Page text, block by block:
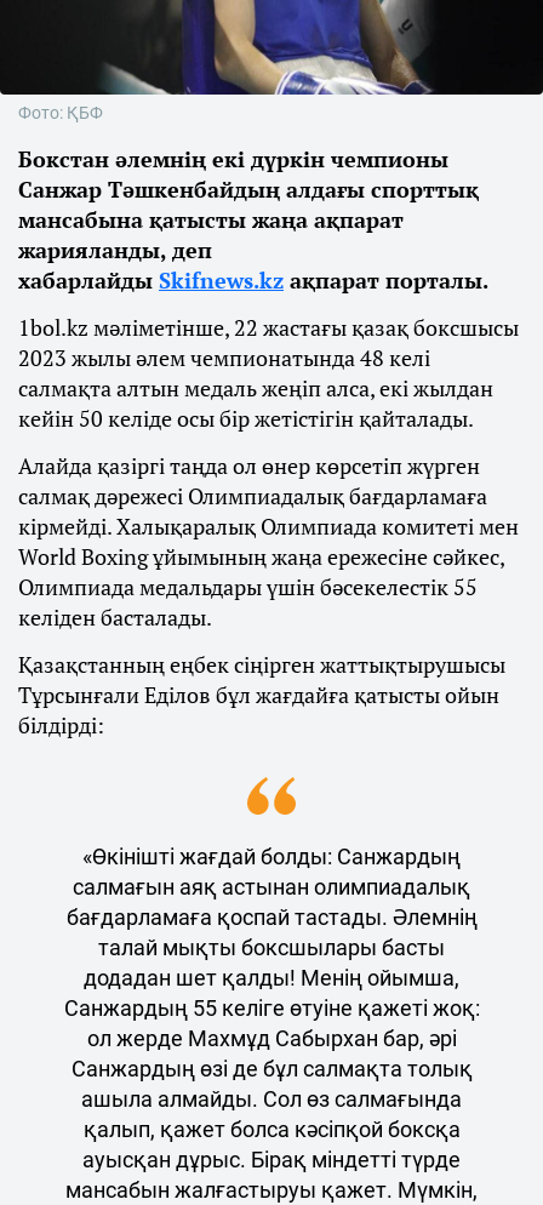
Фото: ҚБФ
Бокстан әлемнің екі дүркін чемпионы
Санжар Тәшкенбайдың алдағы спорттық
мансабына қатысты жаңа ақпарат
жарияланды, деп
хабарлайды Skifnews.kz ақпарат порталы.
1bol.kz мәліметінше, 22 жастағы қазақ боксшысы
2023 жылы әлем чемпионатында 48 келі
салмақта алтын медаль жеңіп алса, екі жылдан
кейін 50 келіде осы бір жетістігін қайталады.
Алайда қазіргі таңда ол өнер көрсетіп жүрген
салмақ дәрежесі Олимпиадалық бағдарламаға
кірмейді. Халықаралық Олимпиада комитеті мен
World Boxing ұйымының жаңа ережесіне сәйкес,
Олимпиада медальдары үшін бәсекелестік 55
келіден басталады.
Қазақстанның еңбек сіңірген жаттықтырушысы
Тұрсынғали Еділов бұл жағдайға қатысты ойын
білдірді:
«Өкінішті жағдай болды: Санжардың
салмағын аяқ астынан олимпиадалық
бағдарламаға қоспай тастады. Әлемнің
талай мықты боксшылары басты
додадан шет қалды! Менің ойымша,
Санжардың 55 келіге өтуіне қажеті жоқ:
ол жерде Махмұд Сабырхан бар, әрі
Санжардың өзі де бұл салмақта толық
ашыла алмайды. Сол өз салмағында
қалып, қажет болса кәсіпқой боксқа
ауысқан дұрыс. Бірақ міндетті түрде
мансабын жалғастыруы қажет. Мүмкін,